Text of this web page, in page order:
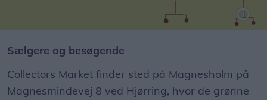
Sælgere og besøgende
Collectors Market finder sted på Magnesholm på
Magnesmindevej 8 ved Hjørring, hvor de grønne